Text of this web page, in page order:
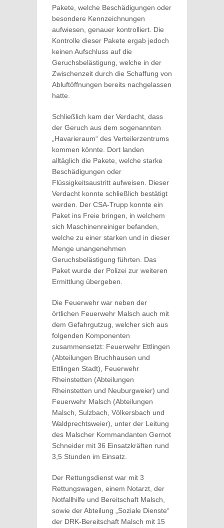
Pakete, welche Beschädigungen oder
besondere Kennzeichnungen
aufwiesen, genauer kontrolliert. Die
Kontrolle dieser Pakete ergab jedoch
keinen Aufschluss auf die
Geruchsbelästigung, welche in der
Zwischenzeit durch die Schaffung von
Abluftöffnungen bereits nachgelassen
hatte.
Schließlich kam der Verdacht, dass
der Geruch aus dem sogenannten
„Havarieraum“ des Verteilerzentrums
kommen könnte. Dort landen
alltäglich die Pakete, welche starke
Beschädigungen oder
Flüssigkeitsaustritt aufweisen. Dieser
Verdacht konnte schließlich bestätigt
werden. Der CSA-Trupp konnte ein
Paket ins Freie bringen, in welchem
sich Maschinenreiniger befanden,
welche zu einer starken und in dieser
Menge unangenehmen
Geruchsbelästigung führten. Das
Paket wurde der Polizei zur weiteren
Ermittlung übergeben.
Die Feuerwehr war neben der
örtlichen Feuerwehr Malsch auch mit
dem Gefahrgutzug, welcher sich aus
folgenden Komponenten
zusammensetzt: Feuerwehr Ettlingen
(Abteilungen Bruchhausen und
Ettlingen Stadt), Feuerwehr
Rheinstetten (Abteilungen
Rheinstetten und Neuburgweier) und
Feuerwehr Malsch (Abteilungen
Malsch, Sulzbach, Völkersbach und
Waldprechtsweier), unter der Leitung
des Malscher Kommandanten Gernot
Schneider mit 36 Einsatzkräften rund
3,5 Stunden im Einsatz.
Der Rettungsdienst war mit 3
Rettungswagen, einem Notarzt, der
Notfallhilfe und Bereitschaft Malsch,
sowie der Abteilung „Soziale Dienste“
der DRK-Bereitschaft Malsch mit 15